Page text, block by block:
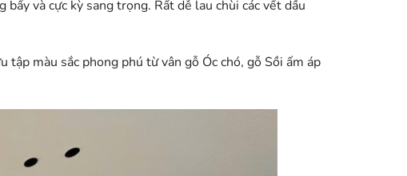
và cực kỳ sang trọng. Rất dễ lau chùi các vết dầu
màu sắc phong phú từ vân gỗ Óc chó, gỗ Sồi ấm áp